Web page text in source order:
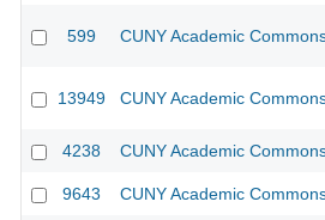
599 CUNY Academic
13949 CUNY Academic
4238 CUNY Academic
9643 CUNY Academic